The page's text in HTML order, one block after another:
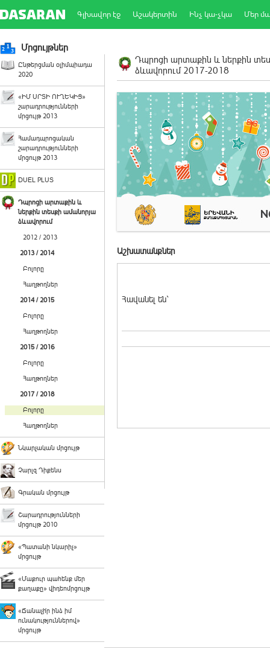
Գլխավոր էջ Աշակերտին Ինչ կա-չկա Մեր
Մրցույթներ
Ընթերցման օլիմպիադա
2020
«ԻՄ ՍՐՏԻ ՈՒՂԵԿԻՑ»
շարադրությունների
մրցույթ 2013
Համադպրոցական
շարադրությունների
մրցույթ 2013
DUEL PLUS
Դպրոցի արտաքին և
ներքին տեսքի ամանորյա
ձևավորում
2012 / 2013
2013 / 2014
Բոլորը
Հաղթողներ
2014 / 2015
Բոլորը
Հաղթողներ
2015 / 2016
Բոլորը
Հաղթողներ
2017 / 2018
Բոլորը
Հաղթողներ
Նկարչական մրցույթ
Չարլզ Դիքենս
Գրական մրցույթ
Շարադրությունների
մրցույթ 2010
«Պատանի նկարիչ»
մրցույթ
«Մաքուր պահենք մեր
քաղաքը» վիդեոմրցույթ
«Ճանաչի՛ր ինձ իմ
ունակություններով»
մրցույթ
Դպրոցի արտաքին և ներքին
ձևավորում 2017-2018
Աշխատանքներ
Հավանել են`